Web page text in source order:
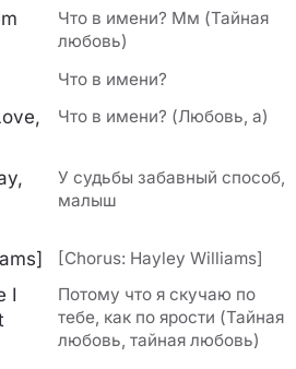
Что в имени? Мм (Тайная
любовь)
Что в имени?
Что в имени? (Любовь, а)
У судьбы забавный способ,
малыш
[Chorus: Hayley Williams]
I
Потому что я скучаю по
тебе, как по ярости (Тайная
любовь, тайная любовь)